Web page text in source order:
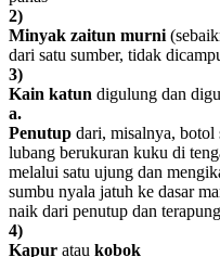
2)
Minyak zaitun murni
dari satu sumber, tidak
3)
Kain katun digulung dan
a.
Penutup dari, misalnya, botol
lubang berukuran kuku di
melalui satu ujung dan
sumbu nyala jatuh ke dasar
naik dari penutup dan
4)
Kapur atau kobok